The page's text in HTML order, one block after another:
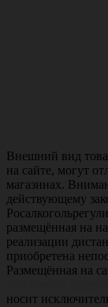
Внешний вид
на сайте, могут
магазинах.
действующему
размещённая на
реализации
приобретена
Размещённая на
носит